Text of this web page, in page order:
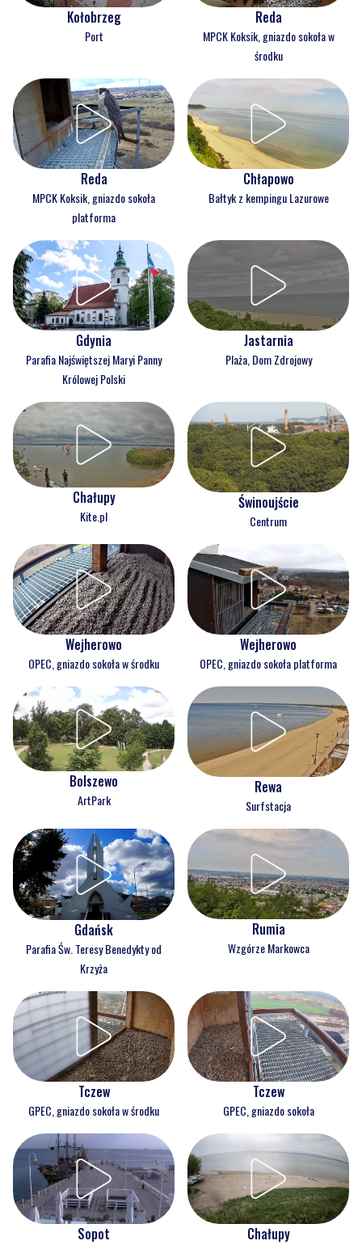
Kołobrzeg
Port
Reda
MPCK Koksik, gniazdo sokoła w
środku
Reda
MPCK Koksik, gniazdo sokoła
platforma
Chłapowo
Bałtyk z kempingu Lazurowe
Gdynia
Parafia Najświętszej Maryi Panny
Królowej Polski
Jastarnia
Plaża, Dom Zdrojowy
Chałupy
Kite.pl
Świnoujście
Centrum
Wejherowo
OPEC, gniazdo sokoła w środku
Wejherowo
OPEC, gniazdo sokoła platforma
Bolszewo
ArtPark
Rewa
Surfstacja
Gdańsk
Parafia Św. Teresy Benedykty od
Krzyża
Rumia
Wzgórze Markowca
Tczew
GPEC, gniazdo sokoła w środku
Tczew
GPEC, gniazdo sokoła
Sopot Chałupy